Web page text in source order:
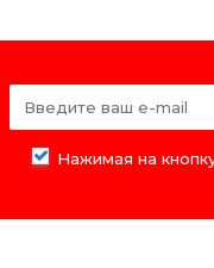
Нажимая на